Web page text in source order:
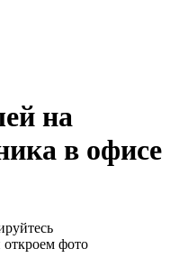
на
в офисе
фото